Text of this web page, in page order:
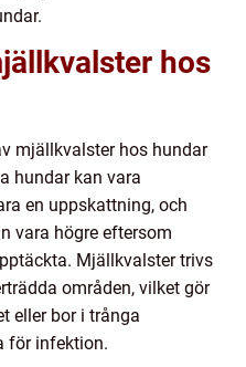
hos
mjällkvalster hos hundar
hundar kan vara
en uppskattning, och
vara högre eftersom
Mjällkvalster trivs
områden, vilket gör
eller bor i trånga
för infektion.